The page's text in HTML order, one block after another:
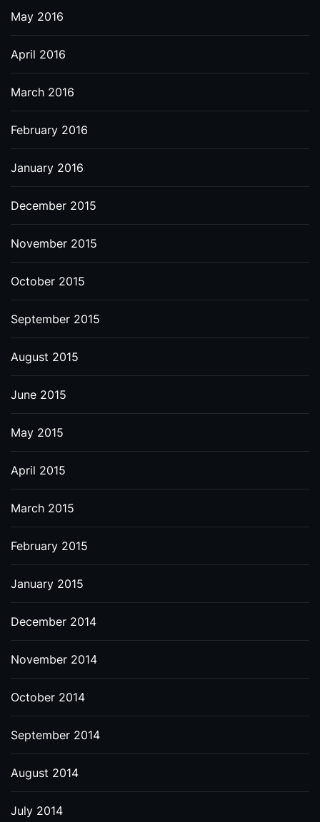
May 2016
April 2016
March 2016
February 2016
January 2016
December 2015
November 2015
October 2015
September 2015
August 2015
June 2015
May 2015
April 2015
March 2015
February 2015
January 2015
December 2014
November 2014
October 2014
September 2014
August 2014
July 2014